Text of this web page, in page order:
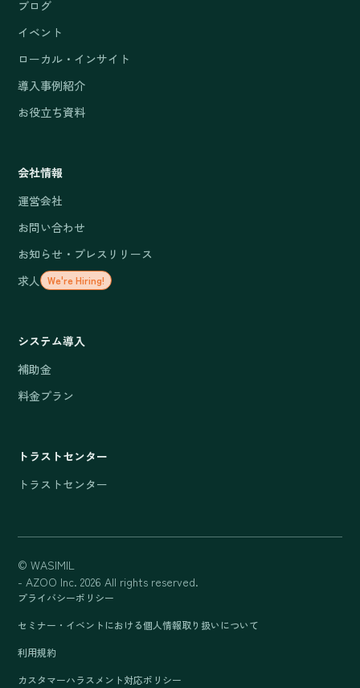
ブログ
イベント
ローカル・インサイト
導入事例紹介
お役立ち資料
会社情報
運営会社
お問い合わせ
お知らせ・プレスリリース
求人 We're Hiring!
システム導入
補助金
料金プラン
トラストセンター
トラストセンター
© WASIMIL
- AZOO Inc. 2026 All rights reserved.
プライバシーポリシー
セミナー・イベントにおける個人情報取り扱いについて
利用規約
カスタマーハラスメント対応ポリシー